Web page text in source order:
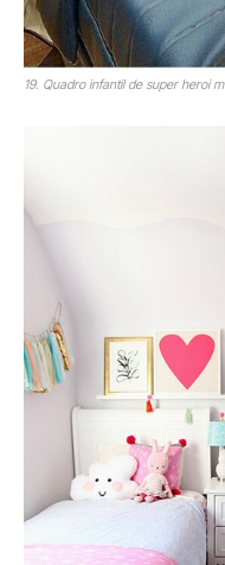
19. Quadro infantil de super heroi